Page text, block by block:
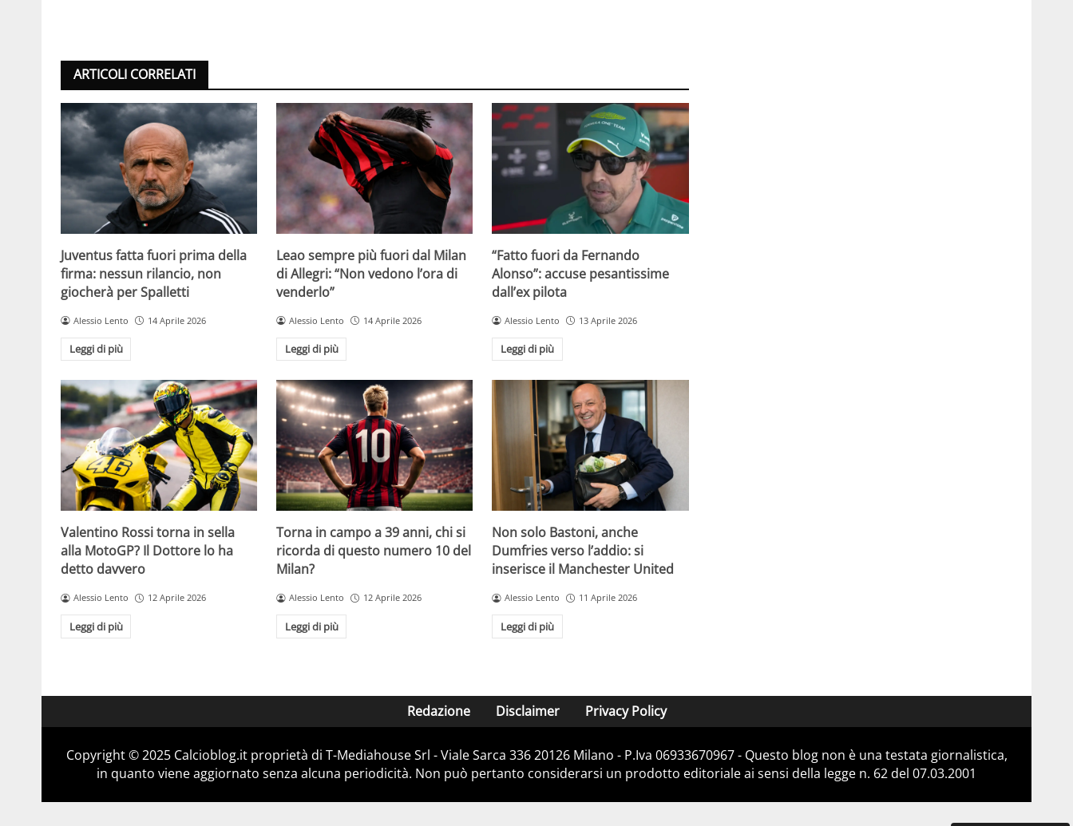
ARTICOLI CORRELATI
Juventus fatta fuori prima della
firma: nessun rilancio, non
giocherà per Spalletti
Alessio Lento 14 Aprile 2026
Leggi di più
Leao sempre più fuori dal Milan
di Allegri: “Non vedono l’ora di
venderlo”
Alessio Lento 14 Aprile 2026
Leggi di più
“Fatto fuori da Fernando
Alonso”: accuse pesantissime
dall’ex pilota
Alessio Lento 13 Aprile 2026
Leggi di più
Valentino Rossi torna in sella
alla MotoGP? Il Dottore lo ha
detto davvero
Alessio Lento 12 Aprile 2026
Leggi di più
Torna in campo a 39 anni, chi si
ricorda di questo numero 10 del
Milan?
Alessio Lento 12 Aprile 2026
Leggi di più
Non solo Bastoni, anche
Dumfries verso l’addio: si
inserisce il Manchester United
Alessio Lento 11 Aprile 2026
Leggi di più
Redazione Disclaimer Privacy Policy
Copyright © 2025 Calcioblog.it proprietà di T-Mediahouse Srl - Viale Sarca 336 20126 Milano - P.Iva 06933670967 - Questo blog non è una testata giornalistica,
in quanto viene aggiornato senza alcuna periodicità. Non può pertanto considerarsi un prodotto editoriale ai sensi della legge n. 62 del 07.03.2001